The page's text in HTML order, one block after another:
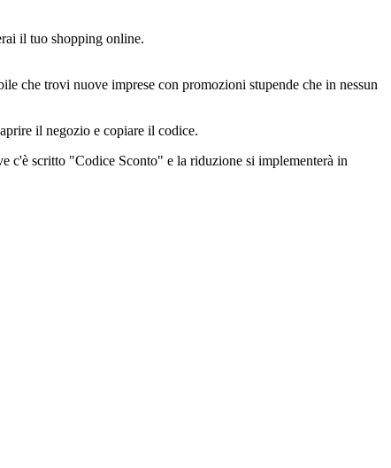
il tuo shopping online.
che trovi nuove imprese con promozioni stupende che in nessun
il negozio e copiare il codice.
c'è scritto "Codice Sconto" e la riduzione si implementerà in